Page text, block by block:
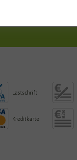
Lastschrift
Kreditkarte